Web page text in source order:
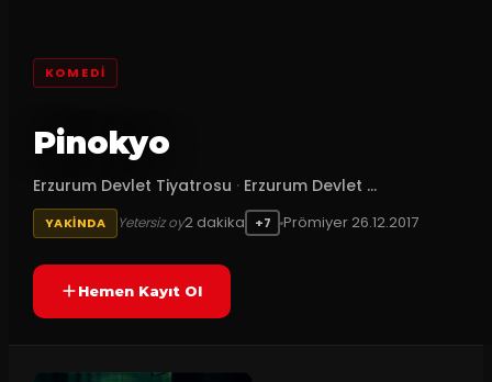
KOMEDI
Pinokyo
Erzurum Devlet Tiyatrosu · Erzurum Devlet ...
YAKINDA Yetersiz oy2 dakika +7 Prömiyer 26.12.2017
Hemen Kayıt Ol